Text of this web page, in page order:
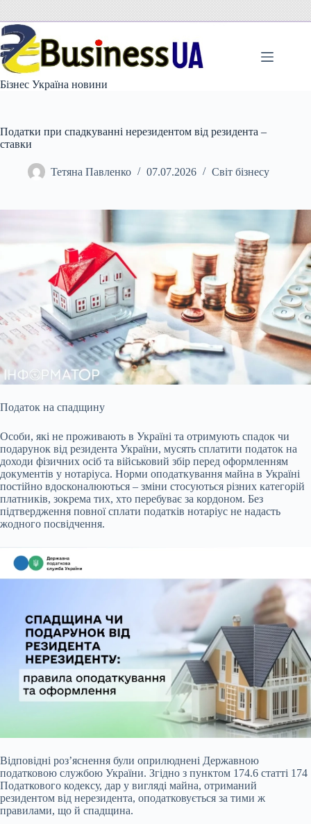
вмісту
Бізнес Україна новини
Податки при спадкуванні нерезидентом від резидента –
ставки
Тетяна Павленко 07.07.2026 Світ бізнесу
Податок на спадщину
Особи, які не проживають в Україні та отримують спадок чи
подарунок від резидента України, мусять сплатити податок на
доходи фізичних осіб та військовий збір перед оформленням
документів у нотаріуса. Норми оподаткування майна в Україні
постійно вдосконалюються – зміни стосуються різних категорій
платників, зокрема тих, хто перебуває за кордоном. Без
підтвердження повної сплати податків нотаріус не надасть
жодного посвідчення.
Відповідні роз’яснення були оприлюднені Державною
податковою службою України. Згідно з пунктом 174.6 статті 174
Податкового кодексу, дар у вигляді майна, отриманий
резидентом від нерезидента, оподатковується за тими ж
правилами, що й спадщина.